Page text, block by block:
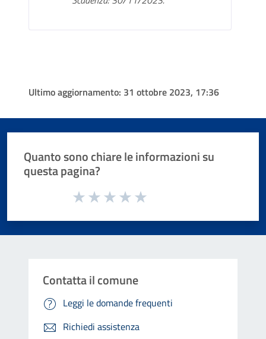
Ultimo aggiornamento: 31 ottobre 2023, 17:36
Quanto sono chiare le informazioni su
questa pagina?
Valuta da 1 a 5 stelle la pagina
Contatta il comune
Leggi le domande frequenti
Richiedi assistenza